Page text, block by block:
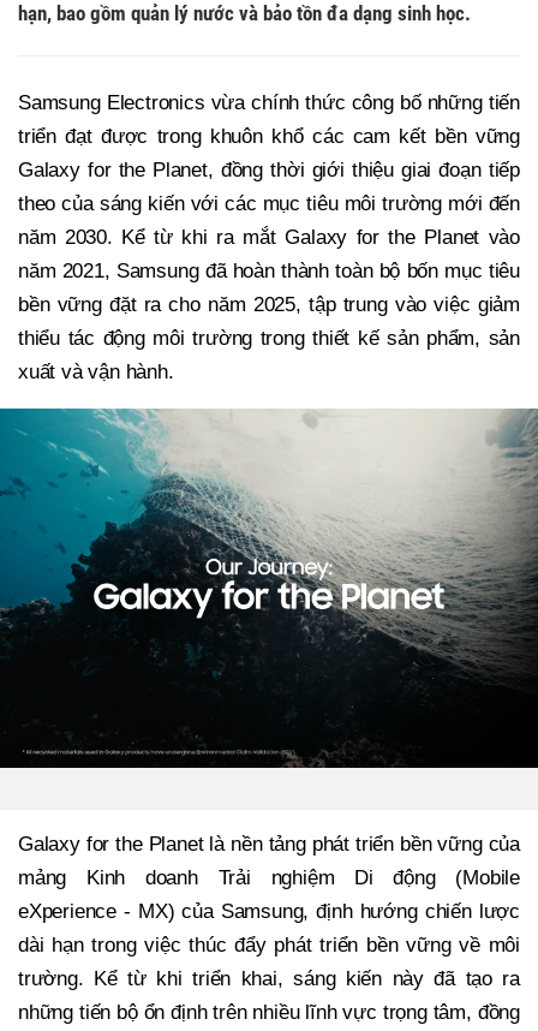
hạn, bao gồm quản lý nước và bảo tồn đa dạng sinh học.
Samsung Electronics vừa chính thức công bố những tiến
triển đạt được trong khuôn khổ các cam kết bền vững
Galaxy for the Planet, đồng thời giới thiệu giai đoạn tiếp
theo của sáng kiến với các mục tiêu môi trường mới đến
năm 2030. Kể từ khi ra mắt Galaxy for the Planet vào
năm 2021, Samsung đã hoàn thành toàn bộ bốn mục tiêu
bền vững đặt ra cho năm 2025, tập trung vào việc giảm
thiểu tác động môi trường trong thiết kế sản phẩm, sản
xuất và vận hành.
Galaxy for the Planet là nền tảng phát triển bền vững của
mảng Kinh doanh Trải nghiệm Di động (Mobile
eXperience - MX) của Samsung, định hướng chiến lược
dài hạn trong việc thúc đẩy phát triển bền vững về môi
trường. Kể từ khi triển khai, sáng kiến này đã tạo ra
những tiến bộ ổn định trên nhiều lĩnh vực trọng tâm, đồng